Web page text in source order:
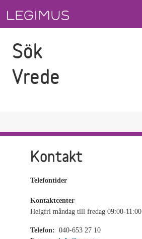
Sök
Vrede
Kontakt
Telefontider
Kontaktcenter
Helgfri måndag till fredag 09:00-11:00
Telefon: 040-653 27 10